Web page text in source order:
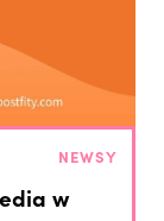
NEWSY
w